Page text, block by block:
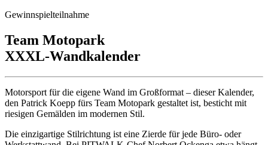
Gewinnspielteilnahme
Team Motopark
XXXL-Wandkalender
Motorsport für die eigene Wand im Großformat – dieser Kalender,
den Patrick Koepp fürs Team Motopark gestaltet ist, besticht mit
riesigen Gemälden im modernen Stil.
Die einzigartige Stilrichtung ist eine Zierde für jede Büro- oder